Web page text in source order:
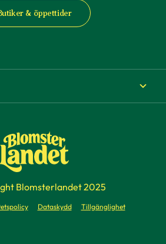
& öppettider
Blomsterlandet 2025
Dataskydd Tillgänglighet